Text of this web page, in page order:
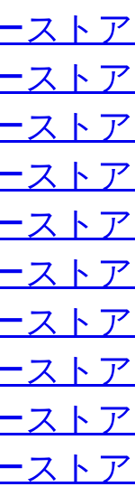
スト
スト
スト
スト
スト
スト
スト
スト
スト
スト